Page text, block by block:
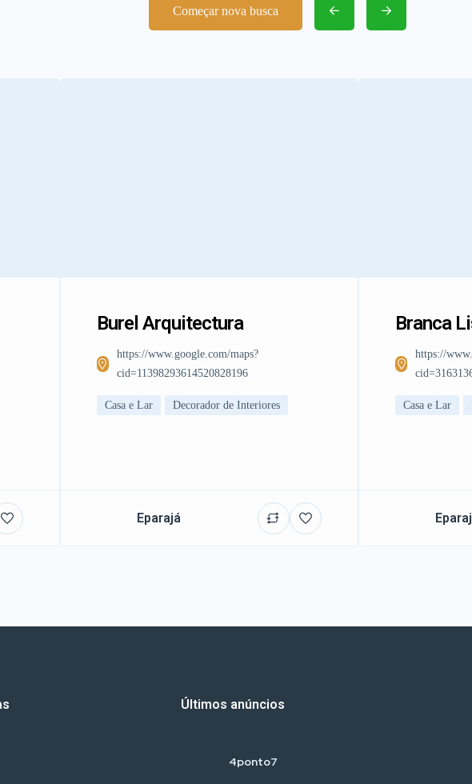
Começar nova busca
Burel Arquitectura
https://www.google.com/maps?
cid=11398293614520828196
Casa e Lar Decorador de Interiores
Eparajá
Branca
https://
Casa e Lar
Últimos anúncios
4ponto7